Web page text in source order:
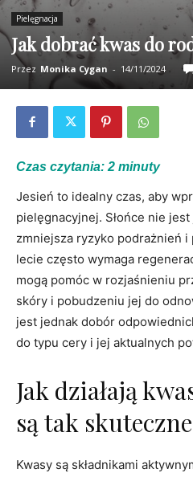
Pielęgnacja
Jak dobrać kwas do
Przez Monika Cygan - 14/11/2024
Czas czytania: 2 minuty
Jesień to idealny czas, aby
pielęgnacyjnej. Słońce nie
zmniejsza ryzyko podrażnień
lecie często wymaga
mogą pomóc w rozjaśnieniu
skóry i pobudzeniu jej do
jest jednak dobór
do typu cery i jej aktualnych
Jak działają
są tak
Kwasy są składnikami